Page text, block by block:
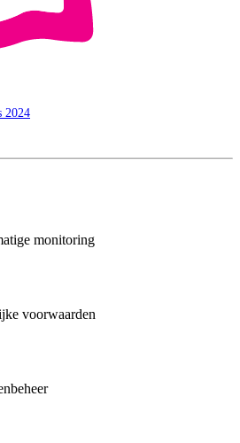
2024
monitoring
voorwaarden